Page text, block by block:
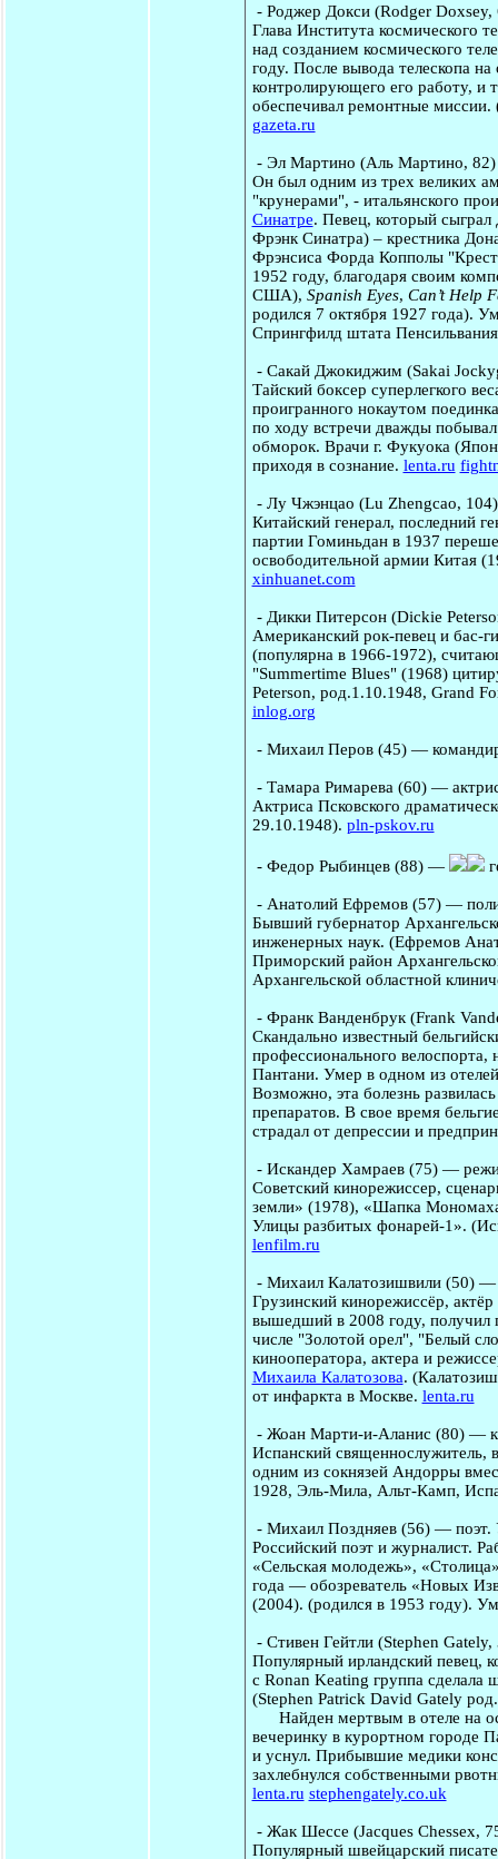
- Роджер Докси (Rodger
Глава Института космического
над созданием космического
году. После вывода телескопа
контролирующего его работу, и
обеспечивал ремонтные
gazeta.ru
- Эл Мартино (Аль Мартино,
Он был одним из трех великих
"крунерами", - итальянского
Синатре. Певец, который
Фрэнк Синатра) – крестника
Фрэнсиса Форда Копполы
1952 году, благодаря своим
США), Spanish Eyes, Can’t Help
родился 7 октября 1927 года).
Спрингфилд штата
- Сакай Джокиджим (Sakai
Тайский боксер суперлегкого
проигранного нокаутом
по ходу встречи дважды
обморок. Врачи г. Фукуока
приходя в сознание. lenta.ru
- Лу Чжэнцао (Lu Zhengcao,
Китайский генерал, последний
партии Гоминьдан в 1937
освободительной армии Китая
xinhuanet.com
- Дикки Питерсон (Dickie
Американский рок-певец и бас-
(популярна в 1966-1972),
"Summertime Blues" (1968)
Peterson, род.1.10.1948, Grand
inlog.org
- Михаил Перов (45) —
- Тамара Римарева (60) —
Актриса Псковского
29.10.1948). pln-pskov.ru
- Федор Рыбинцев (88) —
- Анатолий Ефремов (57) —
Бывший губернатор
инженерных наук. (Ефремов
Приморский район
Архангельской областной
- Франк Ванденбрук(Frank
Скандально известный
профессионального велоспорта,
Пантани. Умер в одном из
Возможно, эта болезнь
препаратов. В свое время
страдал от депрессии и
- Искандер Хамраев(75) —
Советский кинорежиссер,
земли» (1978), «Шапка
Улицы разбитых фонарей-1».
lenfilm.ru
- Михаил Калатозишвили (50) —
Грузинский кинорежиссёр,
вышедший в 2008 году, получил
числе "Золотой орел", "Белый
кинооператора, актера и
Михаила Калатозова.
от инфаркта в Москве. lenta.ru
- Жоан Марти-и-Аланис (80) —
Испанский
одним из сокнязей Андорры
1928, Эль-Мила, Альт-Камп,
- Михаил Поздняев (56) — поэт.
Российский поэт и журналист.
«Сельская молодежь»,
года — обозреватель «Новых
(2004). (родился в 1953 году).
- Стивен Гейтли (Stephen
Популярный ирландский певец,
с Ronan Keating группа сделала
(Stephen Patrick David Gately
Найден мертвым в отеле на
вечеринку в курортном городе
и уснул. Прибывшие медики
захлебнулся собственными
lenta.ru stephengately.co.uk
- Жак Шессе (Jacques Chessex,
Популярный швейцарский